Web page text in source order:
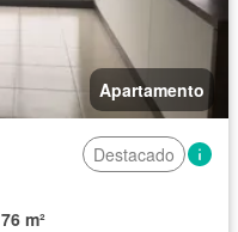
Apartamento
Destacado
76 m²